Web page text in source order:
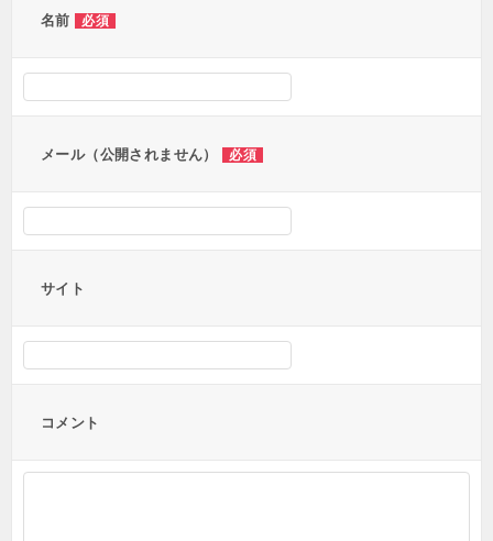
名前 必須
メール（公開されません） 必須
サイト
コメント